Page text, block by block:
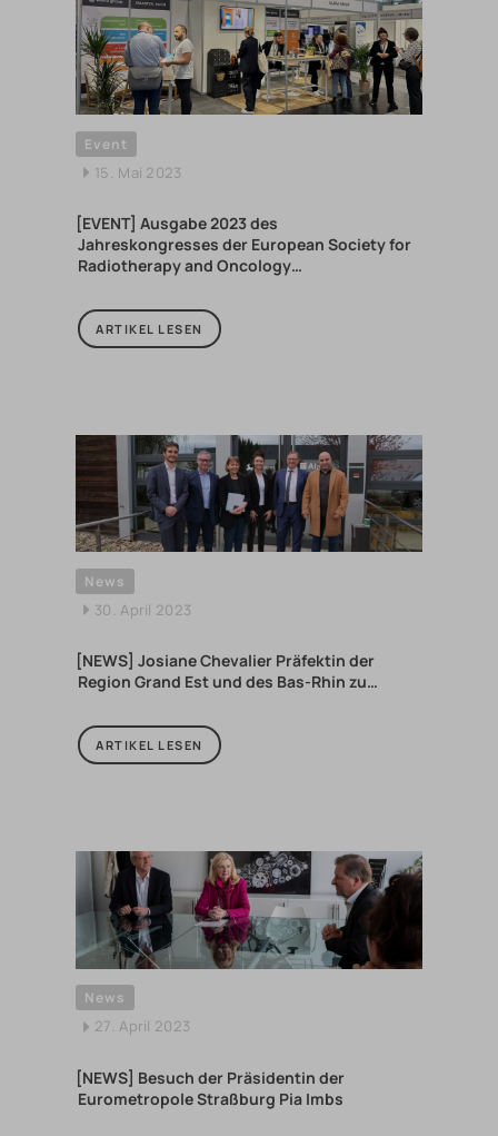
Event
15. Mai 2023
[EVENT] Ausgabe 2023 des
Jahreskongresses der European Society for
Radiotherapy and Oncology…
ARTIKEL LESEN
News
30. April 2023
[NEWS] Josiane Chevalier Präfektin der
Region Grand Est und des Bas-Rhin zu…
ARTIKEL LESEN
News
27. April 2023
[NEWS] Besuch der Präsidentin der
Eurometropole Straßburg Pia Imbs